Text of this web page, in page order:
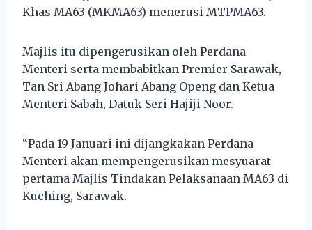
Khas MA63 (MKMA63) menerusi MTPMA63.
Majlis itu dipengerusikan oleh Perdana
Menteri serta membabitkan Premier Sarawak,
Tan Sri Abang Johari Abang Openg dan Ketua
Menteri Sabah, Datuk Seri Hajiji Noor.
“Pada 19 Januari ini dijangkakan Perdana
Menteri akan mempengerusikan mesyuarat
pertama Majlis Tindakan Pelaksanaan MA63 di
Kuching, Sarawak.